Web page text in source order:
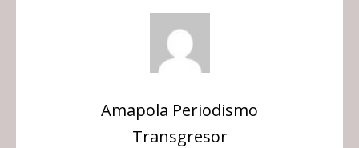
Amapola Periodismo
Transgresor